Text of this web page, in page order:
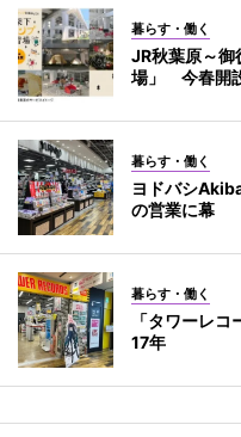
暮らす・働く
JR秋葉原～御
場」 今春開
暮らす・働く
ヨドバシ
の営業に幕
暮らす・働く
「タワーレ
17年